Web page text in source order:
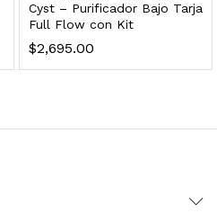
Cyst – Purificador Bajo Tarja
Full Flow con Kit
$2,695.00